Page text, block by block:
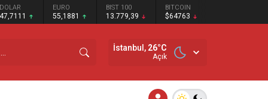
DOLAR
47,7111
EURO
55,1881
BIST 100
13.779,39
BITCOIN
$64763
İstanbul, 26°C
Açık